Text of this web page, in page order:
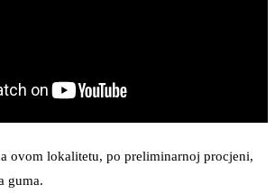
ovom lokalitetu, po preliminarnoj procjeni,
guma.